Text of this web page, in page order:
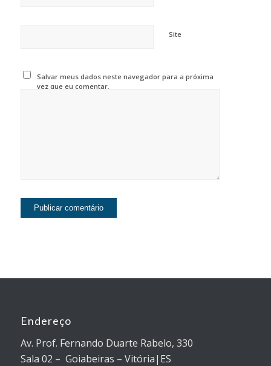
Site
Salvar meus dados neste navegador para a próxima
vez que eu comentar.
Endereço
Av. Prof. Fernando Duarte Rabelo, 330
Sala 02 – Goiabeiras – Vitória|ES